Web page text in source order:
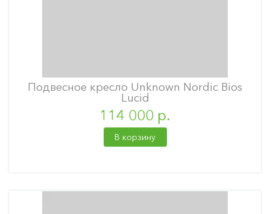
Подвесное кресло Unknown Nordic Bios
Lucid
114 000 р.
В корзину